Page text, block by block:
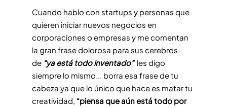
Cuando hablo con startups y personas que
quieren iniciar nuevos negocios en
corporaciones o empresas y me comentan
la gran frase dolorosa para sus cerebros
de “ya está todo inventado”les digo
siempre lo mismo... borra esa frase de tu
cabeza ya que lo único que hace es matar tu
creatividad, “piensa que aún está todo por